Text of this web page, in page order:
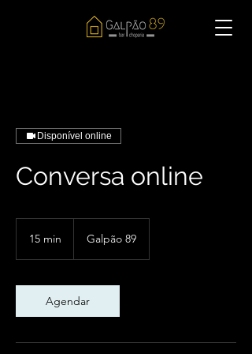
Disponível online
Conversa online
15 min
i
n
Galpão 89
Agendar